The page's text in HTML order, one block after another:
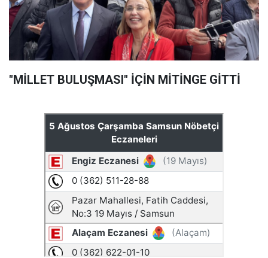
"MİLLET BULUŞMASI" İÇİN MİTİNGE GİTTİ